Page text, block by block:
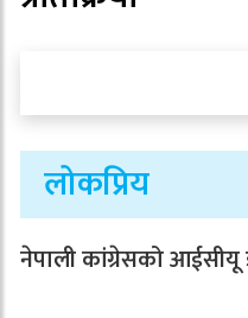
लोकप्रिय
नेपाली कांग्रेसको आईसीयू